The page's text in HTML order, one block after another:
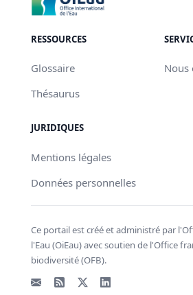
RESSOURCES
Glossaire
Thésaurus
Nous
JURIDIQUES
Mentions légales
Données personnelles
Ce portail est créé et administré par
l'Eau (OiEau) avec soutien de l'Office
biodiversité (OFB).